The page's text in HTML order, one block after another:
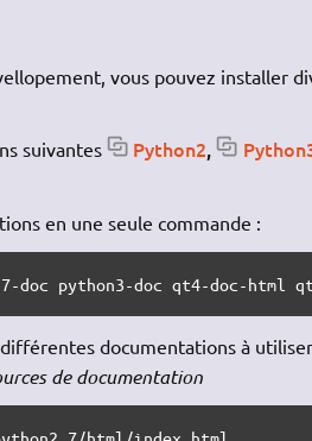
vous pouvez installer
suivantes
Python2,
en une seule commande :
python3-doc qt4-doc-html
documentations à
de documentation